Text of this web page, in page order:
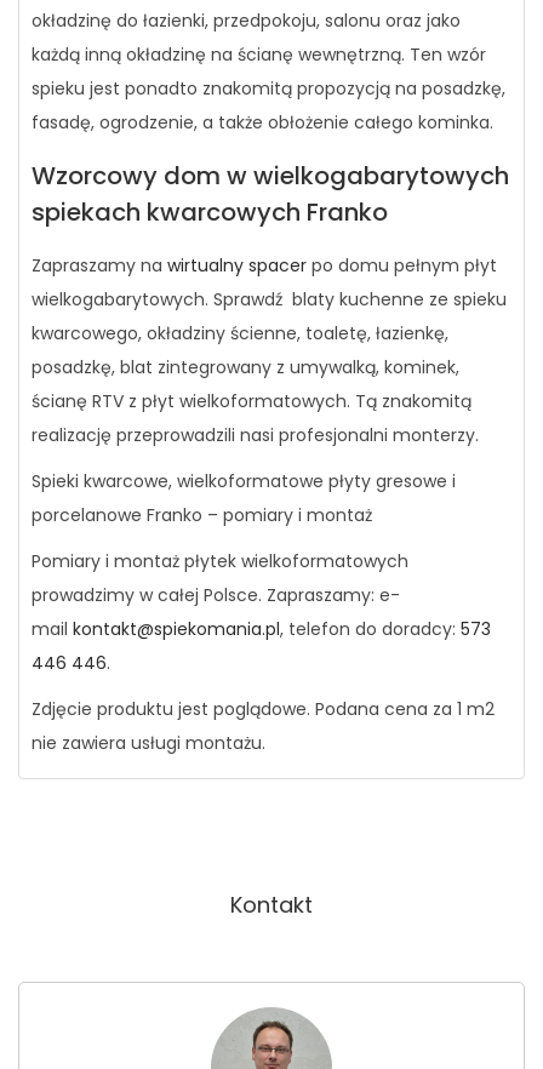
okładzinę do łazienki, przedpokoju, salonu oraz jako
każdą inną okładzinę na ścianę wewnętrzną. Ten wzór
spieku jest ponadto znakomitą propozycją na posadzkę,
fasadę, ogrodzenie, a także obłożenie całego kominka.
Wzorcowy dom w wielkogabarytowych
spiekach kwarcowych Franko
Zapraszamy na wirtualny spacer po domu pełnym płyt
wielkogabarytowych. Sprawdź blaty kuchenne ze spieku
kwarcowego, okładziny ścienne, toaletę, łazienkę,
posadzkę, blat zintegrowany z umywalką, kominek,
ścianę RTV z płyt wielkoformatowych. Tą znakomitą
realizację przeprowadzili nasi profesjonalni monterzy.
Spieki kwarcowe, wielkoformatowe płyty gresowe i
porcelanowe Franko – pomiary i montaż
Pomiary i montaż płytek wielkoformatowych
prowadzimy w całej Polsce. Zapraszamy: e-
mail kontakt@spiekomania.pl, telefon do doradcy: 573
446 446.
Zdjęcie produktu jest poglądowe. Podana cena za 1 m2
nie zawiera usługi montażu.
Kontakt